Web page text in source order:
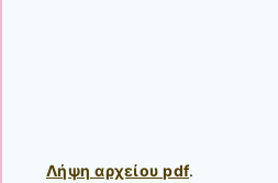
Λήψη αρχείου pdf.